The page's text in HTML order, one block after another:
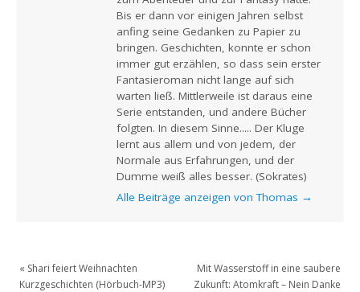
Bis er dann vor einigen Jahren selbst
anfing seine Gedanken zu Papier zu
bringen. Geschichten, konnte er schon
immer gut erzählen, so dass sein erster
Fantasieroman nicht lange auf sich
warten ließ. Mittlerweile ist daraus eine
Serie entstanden, und andere Bücher
folgten. In diesem Sinne..... Der Kluge
lernt aus allem und von jedem, der
Normale aus Erfahrungen, und der
Dumme weiß alles besser. (Sokrates)
Alle Beiträge anzeigen von Thomas →
« Shari feiert Weihnachten
Kurzgeschichten (Hörbuch-MP3)
Mit Wasserstoff in eine saubere
Zukunft: Atomkraft – Nein Danke